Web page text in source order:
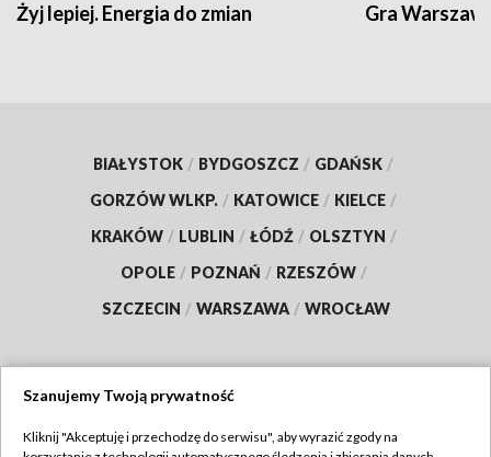
Żyj lepiej. Energia do zmian Gra
BIAŁYSTOK / BYDGOSZCZ / GDAŃSK /
GORZÓW WLKP. / KATOWICE / KIELCE /
KRAKÓW / LUBLIN / ŁÓDŹ / OLSZTYN /
OPOLE / POZNAŃ / RZESZÓW /
SZCZECIN / WARSZAWA / WROCŁAW
Szanujemy Twoją prywatność
Kliknij "Akceptuję i przechodzę do serwisu", aby wyrazić zgody na